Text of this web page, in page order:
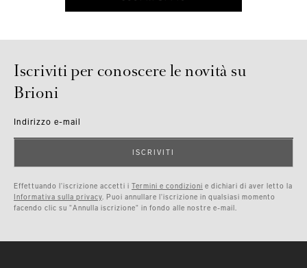
Iscriviti per conoscere le novità su
Brioni
Indirizzo e-mail
ISCRIVITI
Effettuando l'iscrizione accetti i Termini e condizioni e dichiari di aver letto la
Informativa sulla privacy. Puoi annullare l'iscrizione in qualsiasi momento
facendo clic su "Annulla iscrizione" in fondo alle nostre e-mail.